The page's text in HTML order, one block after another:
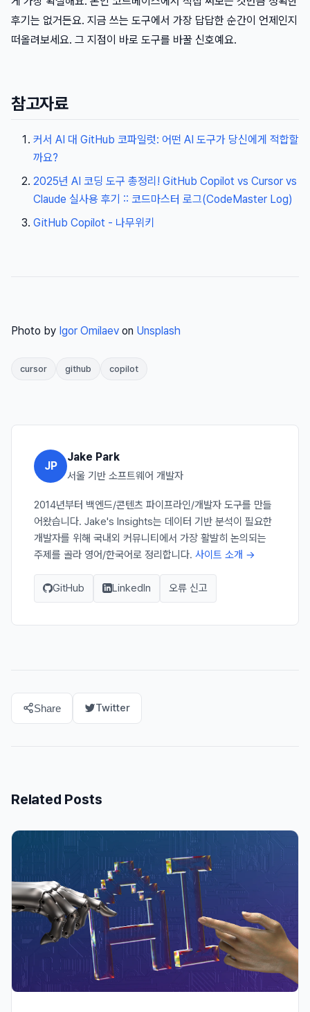
후기는 없거든요. 지금 쓰는 도구에서 가장 답답한 순간이 언제인지
떠올려보세요. 그 지점이 바로 도구를 바꿀 신호예요.
참고자료
커서 AI 대 GitHub 코파일럿: 어떤 AI 도구가 당신에게 적합할
까요?
2025년 AI 코딩 도구 총정리! GitHub Copilot vs Cursor vs
Claude 실사용 후기 :: 코드마스터 로그(CodeMaster Log)
GitHub Copilot - 나무위키
Photo by Igor Omilaev on Unsplash
cursor github copilot
JP
Jake Park
서울 기반 소프트웨어 개발자
2014년부터 백엔드/콘텐츠 파이프라인/개발자 도구를 만들
어왔습니다. Jake's Insights는 데이터 기반 분석이 필요한
개발자를 위해 국내외 커뮤니티에서 가장 활발히 논의되는
주제를 골라 영어/한국어로 정리합니다. 사이트 소개 →
GitHub LinkedIn 오류 신고
Share Twitter
Related Posts